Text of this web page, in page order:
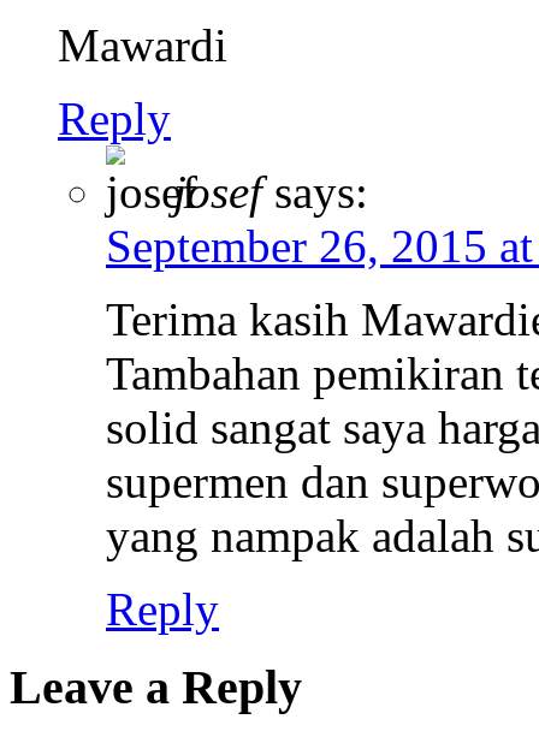
Mawardi
Reply
josef says:
September 26, 2015
Terima kasih
Tambahan pemikiran
solid sangat saya
supermen dan
yang nampak adalah
Reply
Leave a Reply